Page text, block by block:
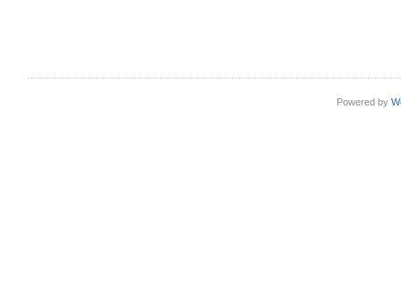
Powered by